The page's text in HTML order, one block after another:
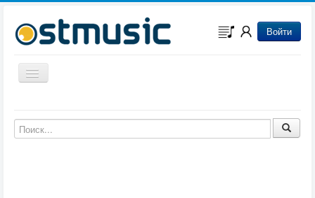
Войти
Включить/выключить навигацию
Музыка из мультфильмов
Музыка из сериалов